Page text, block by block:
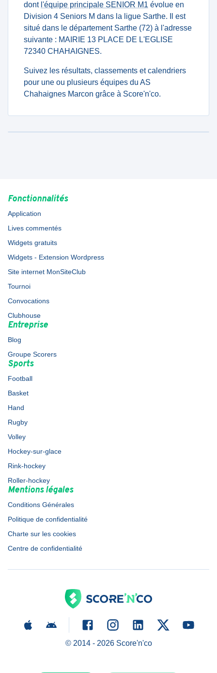
dont l'équipe principale SENIOR M1 évolue en
Division 4 Seniors M dans la ligue Sarthe. Il est
situé dans le département Sarthe (72) à l'adresse
suivante : MAIRIE 13 PLACE DE L'EGLISE
72340 CHAHAIGNES.
Suivez les résultats, classements et calendriers
pour une ou plusieurs équipes du AS
Chahaignes Marcon grâce à Score'n'co.
Fonctionnalités
Application
Lives commentés
Widgets gratuits
Widgets - Extension Wordpress
Site internet MonSiteClub
Tournoi
Convocations
Clubhouse
Entreprise
Blog
Groupe Scorers
Sports
Football
Basket
Hand
Rugby
Volley
Hockey-sur-glace
Rink-hockey
Roller-hockey
Mentions légales
Conditions Générales
Politique de confidentialité
Charte sur les cookies
Centre de confidentialité
© 2014 - 2026Score'n'co